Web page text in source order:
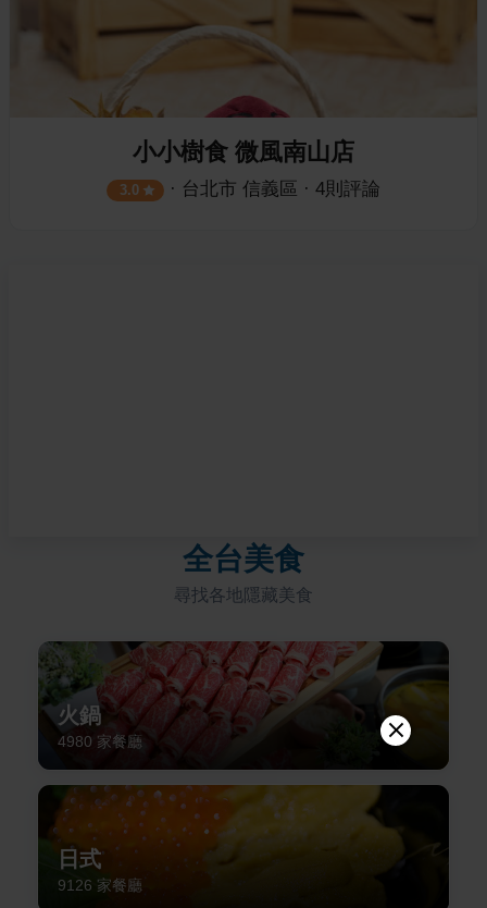
小小樹食 微風南山店
3.0 · 台北市 信義區 · 4則評論
全台美食
尋找各地隱藏美食
火鍋
4980 家餐廳
日式
9126 家餐廳